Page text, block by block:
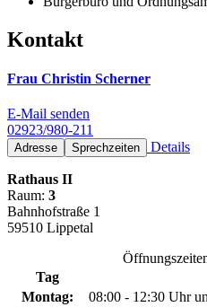
Kontakt
Frau Christin Scherner
E-Mail senden
02923/980-211
Adresse Sprechzeiten Details
Rathaus II
Raum: 3
Bahnhofstraße 1
59510 Lippetal
Tag
Montag:
08:00 - 12:30 Uhr